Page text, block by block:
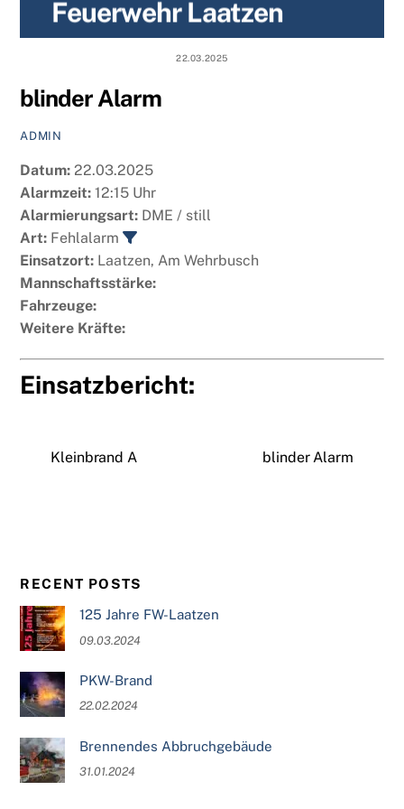
Feuerwehr Laatzen
22.03.2025
blinder Alarm
ADMIN
Datum: 22.03.2025
Alarmzeit: 12:15 Uhr
Alarmierungsart: DME / still
Art: Fehlalarm
Einsatzort: Laatzen, Am Wehrbusch
Mannschaftsstärke:
Fahrzeuge:
Weitere Kräfte:
Einsatzbericht:
Kleinbrand A blinder Alarm
RECENT POSTS
125 Jahre FW-Laatzen
09.03.2024
PKW-Brand
22.02.2024
Brennendes Abbruchgebäude
31.01.2024